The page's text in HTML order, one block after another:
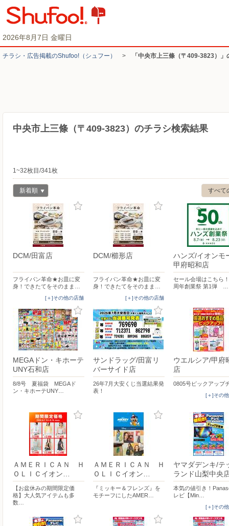
2026年8月7日 金曜日
チラシ・​広告掲載の​Shufoo!​（シュフー） > 「中央市上三條（〒409-3823）
中央市上三條（〒409-3823）のチラシ検索結果
1~32枚目/341枚
すべて
新着順
DCM/田富店
フライパン革命★お皿に変
身！できたてをそのまま…
[＋]その他の店舗
DCM/櫛形店
フライパン革命★お皿に変
身！できたてをそのまま…
[＋]その他の店舗
ハンズ/イオンモ
甲府昭和店
セール会場はこちら
周年創業祭 第1弾 …
MEGAドン・キホーテ
UNY石和店
8/8号 夏福袋 MEGAド
ン・キホーテUNY…
サンドラッグ/田富リ
バーサイド店
26年7月大安くじ当選結果発
表！
ウエルシア/甲府
店
0805号ピックアップ
[＋]その
ＡＭＥＲＩＣＡＮ Ｈ
ＯＬＩＣイオン…
【お盆休みの期間限定価
格】大人気アイテムも多
数…
ＡＭＥＲＩＣＡＮ Ｈ
ＯＬＩＣイオン…
『ミッキー＆フレンズ』を
モチーフにしたAMER…
ヤマダデンキ/テ
ランド山梨中央
本気の値引き！
レビ【Min…
[＋]その